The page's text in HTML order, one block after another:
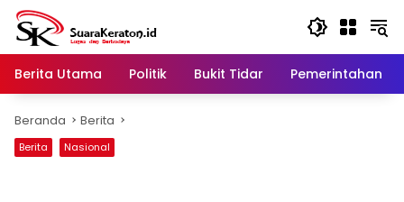
Langsung
konten
Berita Utama
Politik Bukit Tidar Pemerintahan
Beranda Berita
Berita Nasional